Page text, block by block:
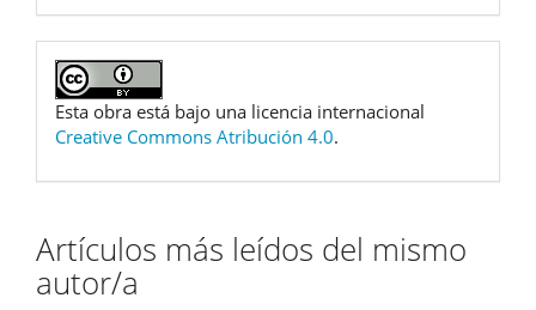
Esta obra está bajo una licencia internacional
Creative Commons Atribución 4.0.
Artículos más leídos del mismo
autor/a